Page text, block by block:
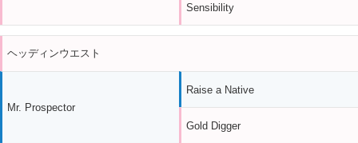
Sensibility
ヘッディンウエスト
Mr. Prospector
Raise a Native
Gold Digger